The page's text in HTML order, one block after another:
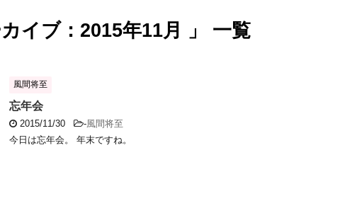
カイブ：2015年11月 」 一覧
風間将至
忘年会
2015/11/30 -風間将至
今日は忘年会。 年末ですね。